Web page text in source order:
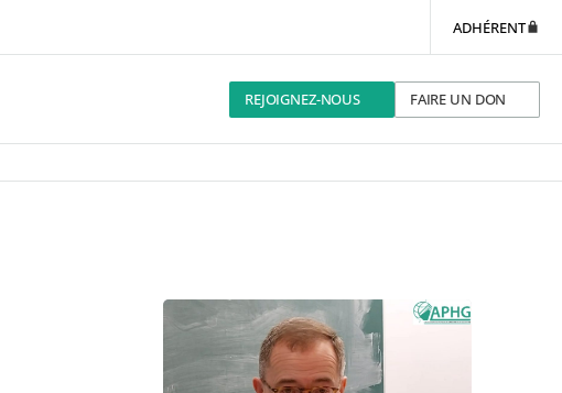
ADHÉRENT
REJOIGNEZ-NOUS FAIRE UN DON